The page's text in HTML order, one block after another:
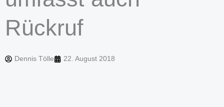
Rückruf
Dennis Tölle 22. August 2018